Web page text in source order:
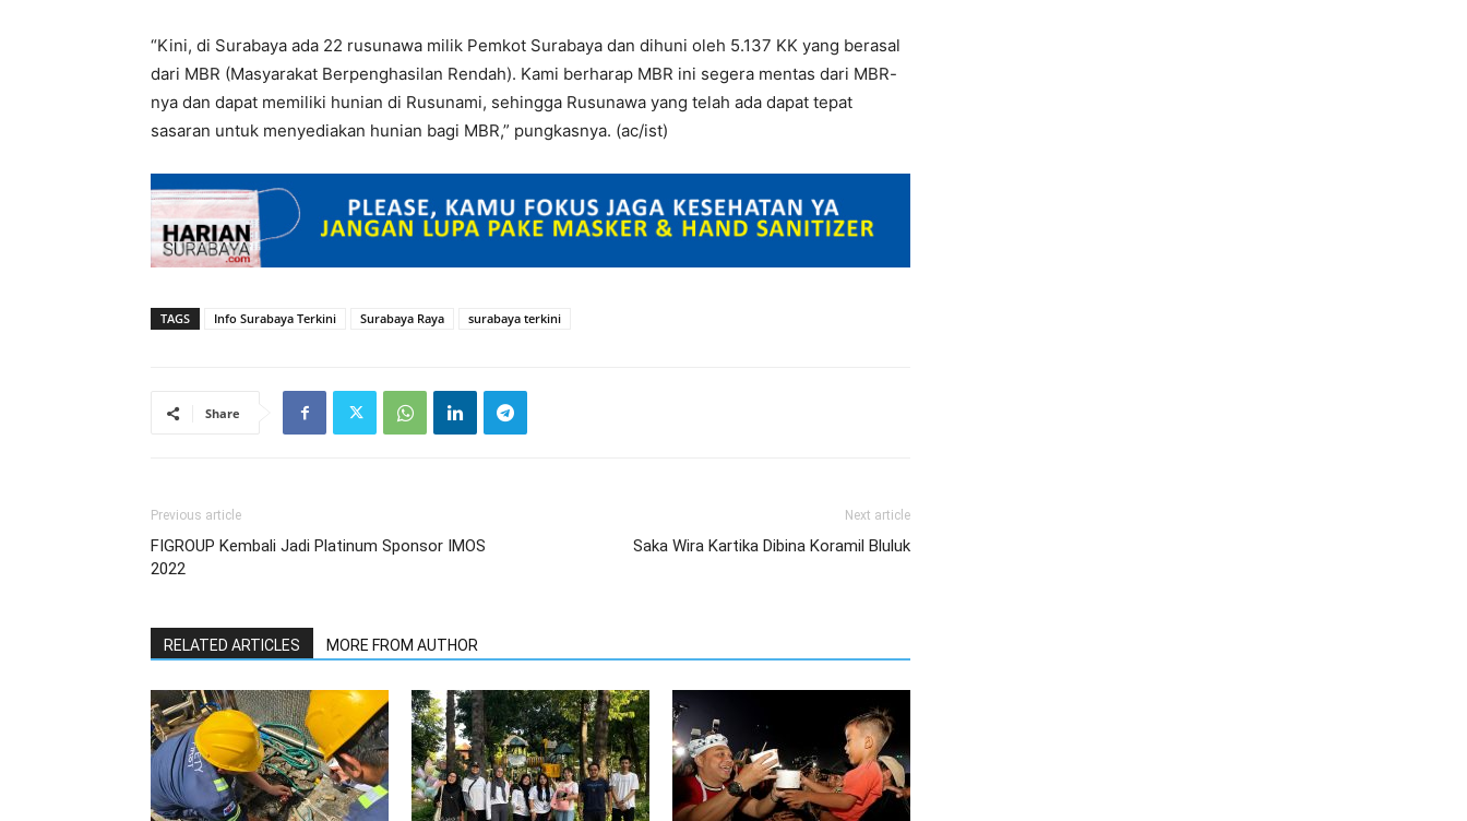
“Kini, di Surabaya ada 22 rusunawa milik Pemkot Surabaya dan dihuni oleh 5.137 KK yang berasal
dari MBR (Masyarakat Berpenghasilan Rendah). Kami berharap MBR ini segera mentas dari MBR-
nya dan dapat memiliki hunian di Rusunami, sehingga Rusunawa yang telah ada dapat tepat
sasaran untuk menyediakan hunian bagi MBR,” pungkasnya. (ac/ist)
TAGS Info Surabaya Terkini Surabaya Raya surabaya terkini
Share
Previous article
FIGROUP Kembali Jadi Platinum Sponsor IMOS
2022
Next article
Saka Wira Kartika Dibina Koramil Bluluk
RELATED ARTICLES MORE FROM AUTHOR